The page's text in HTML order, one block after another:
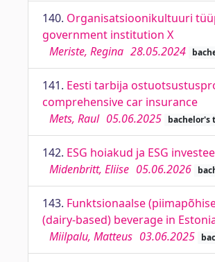
140. Organisatsioonikultuuri
government institution X
Meriste, Regina 28.05.2024
141. Eesti tarbija
comprehensive car insurance
Mets, Raul 05.06.2025 bachelor's
142. ESG hoiakud ja ESG
Midenbritt, Eliise 05.06.2026
143. Funktsionaalse
(dairy-based) beverage in
Miilpalu, Matteus 03.06.2025